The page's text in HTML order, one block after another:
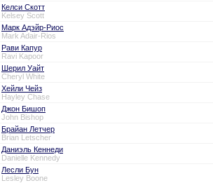
Келси Скотт
Kelsey Scott
Марк Адэйр-Риос
Mark Adair-Rios
Рави Капур
Ravi Kapoor
Шерил Уайт
Cheryl White
Хейли Чейз
Hayley Chase
Джон Бишоп
John Bishop
Брайан Летчер
Brian Letscher
Даниэль Кеннеди
Danielle Kennedy
Лесли Бун
Lesley Boone